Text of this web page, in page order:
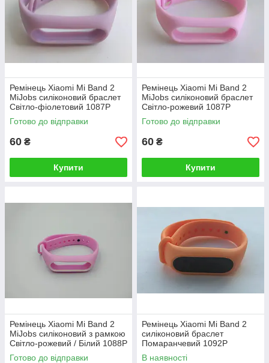
Ремінець Xiaomi Mi Band 2
MiJobs силіконовий браслет
Світло-фіолетовий 1087P
Готово до відправки
60 ₴
Купити
Ремінець Xiaomi Mi Band 2
MiJobs силіконовий браслет
Світло-рожевий 1087P
Готово до відправки
60 ₴
Купити
Ремінець Xiaomi Mi Band 2
MiJobs силіконовий з рамкою
Світло-рожевий / Білий 1088P
Готово до відправки
Ремінець Xiaomi Mi Band 2
силіконовий браслет
Помаранчевий 1092P
В наявності